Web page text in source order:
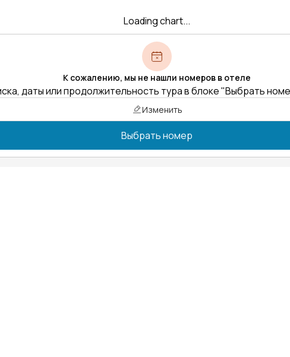
Loading chart...
К сожалению, мы не нашли номеров в отеле
даты или продолжительность тура в блоке "Выбрать
Изменить
Выбрать номер